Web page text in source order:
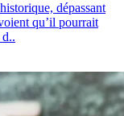
dépassant
qu’il pourrait